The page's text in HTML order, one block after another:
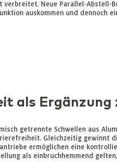
verbreitet. Neue Parallel-Abstell-
auskommen und dennoch
als Ergänzung
getrennte Schwellen aus
Gleichzeitig gewinnt
ermöglichen eine
als einbruchhemmend